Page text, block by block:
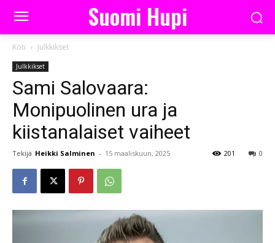
Suomi Hupi
Koti Julkkikset
Julkkikset
Sami Salovaara:
Monipuolinen ura ja
kiistanalaiset vaiheet
Tekijä Heikki Salminen - 15 maaliskuun, 2025 0
201